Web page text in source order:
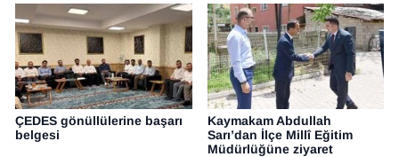
ÇEDES gönüllülerine başarı
belgesi
Kaymakam Abdullah
Sarı’dan İlçe Millî Eğitim
Müdürlüğüne ziyaret